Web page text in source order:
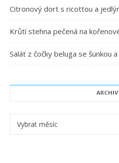
Citronový dort s ricottou a
Krůtí stehna pečená na
Salát z čočky beluga se šunkou